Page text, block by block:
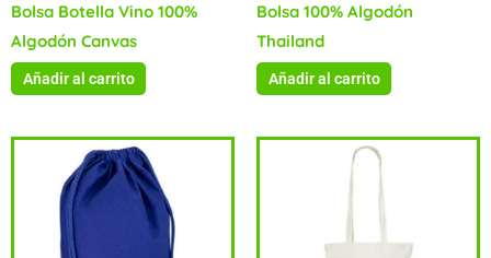
Bolsa Botella Vino 100%
Algodón Canvas
Añadir al carrito
Bolsa 100% Algodón
Thailand
Añadir al carrito